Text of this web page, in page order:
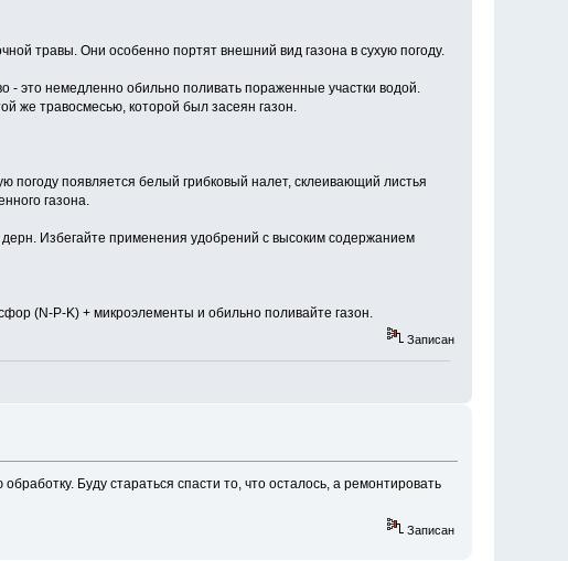
травы. Они особенно портят внешний вид газона в сухую погоду.
- это немедленно обильно поливать пораженные участки водой.
же травосмесью, которой был засеян газон.
появляется белый грибковый налет, склеивающий листья
газона.
Избегайте применения удобрений с высоким содержанием
(N-P-K) + микроэлементы и обильно поливайте газон.
Записан
Буду стараться спасти то, что осталось, а ремонтировать
Записан